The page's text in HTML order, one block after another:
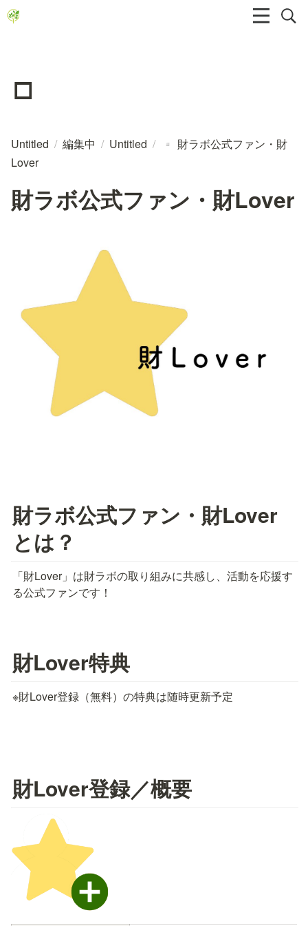
▫️
Untitled / 編集中 / Untitled / ▫️
財ラボ公式ファン・財
Lover
財ラボ公式ファン・財Lover
財ラボ公式ファン・財Lover
とは？
「財Lover」は財ラボの取り組みに共感し、活動を応援す
る公式ファンです！
財Lover特典
※財Lover登録（無料）の特典は随時更新予定
財Lover登録／概要